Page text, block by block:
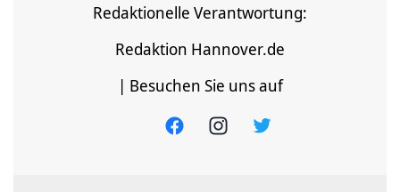
Redaktionelle Verantwortung:
Redaktion Hannover.de
| Besuchen Sie uns auf